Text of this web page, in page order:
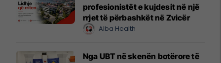
profesionistët e kujdesit në një
rrjet të përbashkët në Zvicër
Alba Health
Nga UBT në skenën botërore të